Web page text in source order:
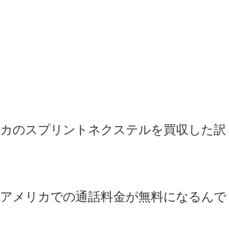
のスプリントネクステルを買収した訳
メリカでの通話料金が無料になるんで